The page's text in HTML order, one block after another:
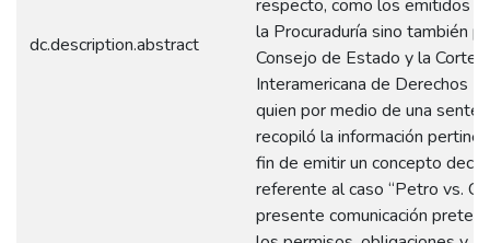
dc.description.abstract
respecto, como los emitidos
la Procuraduría sino también
Consejo de Estado y la Corte
Interamericana de Derechos
quien por medio de una
recopiló la información
fin de emitir un concepto
referente al caso “Petro vs.
presente comunicación